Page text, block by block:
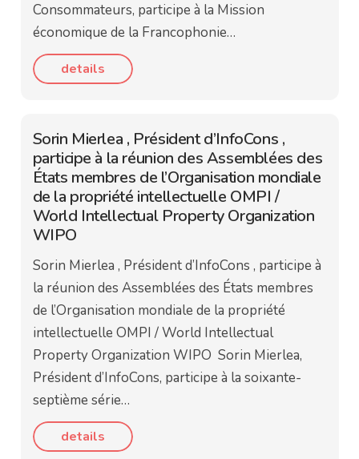
Consommateurs, participe à la Mission
économique de la Francophonie…
details
Sorin Mierlea , Président d’InfoCons ,
participe à la réunion des Assemblées des
États membres de l’Organisation mondiale
de la propriété intellectuelle OMPI /
World Intellectual Property Organization
WIPO
Sorin Mierlea , Président d’InfoCons , participe à
la réunion des Assemblées des États membres
de l’Organisation mondiale de la propriété
intellectuelle OMPI / World Intellectual
Property Organization WIPO Sorin Mierlea,
Président d’InfoCons, participe à la soixante-
septième série…
details